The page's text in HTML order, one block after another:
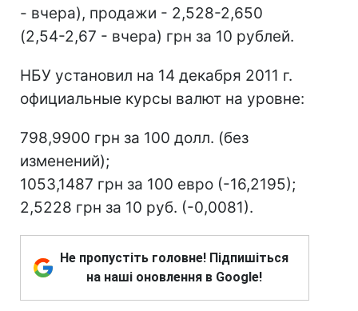
- вчера), продажи - 2,528-2,650
(2,54-2,67 - вчера) грн за 10 рублей.
НБУ установил на 14 декабря 2011 г.
официальные курсы валют на уровне:
798,9900 грн за 100 долл. (без
изменений);
1053,1487 грн за 100 евро (-16,2195);
2,5228 грн за 10 руб. (-0,0081).
Не пропустіть головне! Підпишіться
на наші оновлення в Google!